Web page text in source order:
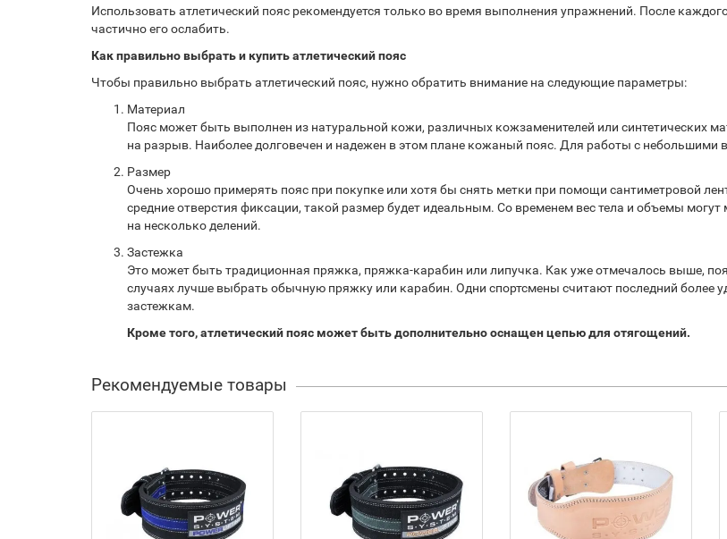
Использовать атлетический пояс рекомендуется только во время выполнения упражнений. После
частично его ослабить.
Как правильно выбрать и купить атлетический пояс
Чтобы правильно выбрать атлетический пояс, нужно обратить внимание на следующие параметры:
Материал
Пояс может быть выполнен из натуральной кожи, различных кожзаменителей или синтетических
на разрыв. Наиболее долговечен и надежен в этом плане кожаный пояс. Для работы с небольшими
Размер
Очень хорошо примерять пояс при покупке или хотя бы снять метки при помощи сантиметровой
средние отверстия фиксации, такой размер будет идеальным. Со временем вес тела и объемы
на несколько делений.
Застежка
Это может быть традиционная пряжка, пряжка-карабин или липучка. Как уже отмечалось выше,
случаях лучше выбрать обычную пряжку или карабин. Одни спортсмены считают последний
застежкам.
Кроме того, атлетический пояс может быть дополнительно оснащен цепью для отягощений.
Рекомендуемые товары